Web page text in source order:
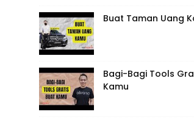
Buat Taman Uang
Bagi-Bagi Tools
Kamu